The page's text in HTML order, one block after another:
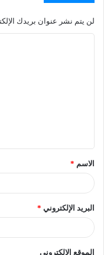
لن يتم نشر عنوان بريدك
الاسم *
البريد الإلكتروني *
الموقع الإلكتروني